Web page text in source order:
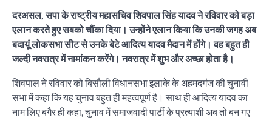
दरअसल, सपा के राष्ट्रीय महासचिव शिवपाल सिंह यादव ने रविवार को बड़ा
एलान करते हुए सबको चौंका दिया। उन्होंने एलान किया कि उनकी जगह अब
बदायूं लोकसभा सीट से उनके बेटे आदित्य यादव मैदान में होंगे। वह बहुत ही
जल्दी नवरात्र में नामांकन करेंगे। नवरात्र में शुभ और अच्छा होता है।
शिवपाल ने रविवार को बिसौली विधानसभा इलाके के अहमदगंज की चुनावी
सभा में कहा कि यह चुनाव बहुत ही महत्वपूर्ण है। साथ ही आदित्य यादव का
नाम लिए बगैर ही कहा, चुनाव में समाजवादी पार्टी के प्रत्याशी अब तो बन गए